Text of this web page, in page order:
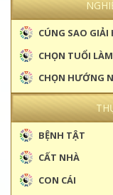
CÚNG SAO GIẢI
CHỌN TUỔI
CHỌN HƯỚNG
BỆNH TẬT
CẤT NHÀ
CON CÁI